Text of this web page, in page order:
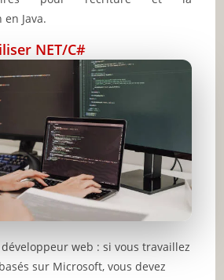
Java.
NET/C#
web : si vous travaillez
sur Microsoft, vous devez